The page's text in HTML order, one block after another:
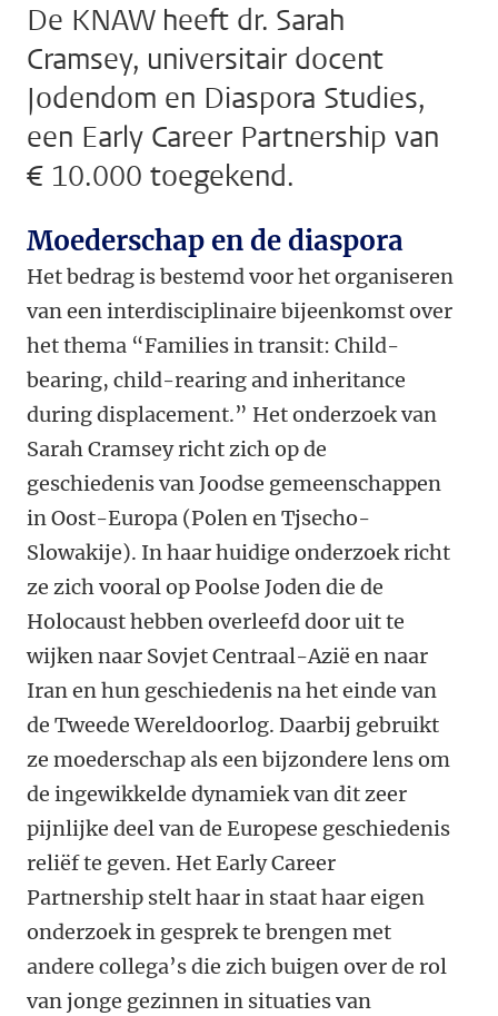
De KNAW heeft dr. Sarah
Cramsey, universitair docent
Jodendom en Diaspora Studies,
een Early Career Partnership van
€ 10.000 toegekend.
Moederschap en de diaspora
Het bedrag is bestemd voor het organiseren
van een interdisciplinaire bijeenkomst over
het thema “Families in transit: Child-
bearing, child-rearing and inheritance
during displacement.” Het onderzoek van
Sarah Cramsey richt zich op de
geschiedenis van Joodse gemeenschappen
in Oost-Europa (Polen en Tjsecho-
Slowakije). In haar huidige onderzoek richt
ze zich vooral op Poolse Joden die de
Holocaust hebben overleefd door uit te
wijken naar Sovjet Centraal-Azië en naar
Iran en hun geschiedenis na het einde van
de Tweede Wereldoorlog. Daarbij gebruikt
ze moederschap als een bijzondere lens om
de ingewikkelde dynamiek van dit zeer
pijnlijke deel van de Europese geschiedenis
reliëf te geven. Het Early Career
Partnership stelt haar in staat haar eigen
onderzoek in gesprek te brengen met
andere collega’s die zich buigen over de rol
van jonge gezinnen in situaties van